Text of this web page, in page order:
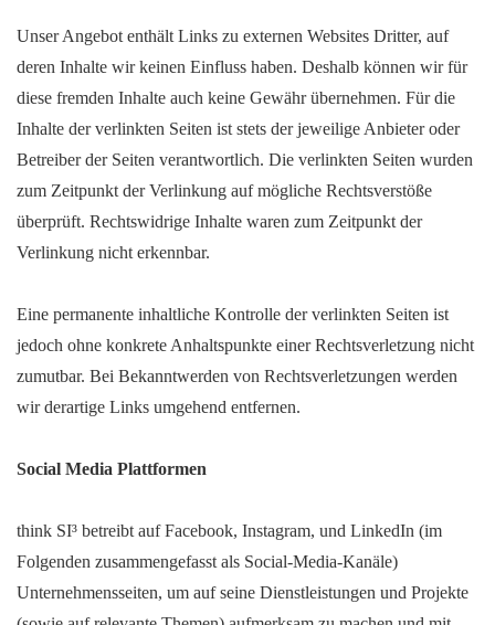
Unser Angebot enthält Links zu externen Websites Dritter, auf
deren Inhalte wir keinen Einfluss haben. Deshalb können wir für
diese fremden Inhalte auch keine Gewähr übernehmen. Für die
Inhalte der verlinkten Seiten ist stets der jeweilige Anbieter oder
Betreiber der Seiten verantwortlich. Die verlinkten Seiten wurden
zum Zeitpunkt der Verlinkung auf mögliche Rechtsverstöße
überprüft. Rechtswidrige Inhalte waren zum Zeitpunkt der
Verlinkung nicht erkennbar.
Eine permanente inhaltliche Kontrolle der verlinkten Seiten ist
jedoch ohne konkrete Anhaltspunkte einer Rechtsverletzung nicht
zumutbar. Bei Bekanntwerden von Rechtsverletzungen werden
wir derartige Links umgehend entfernen.
Social Media Plattformen
think SI³ betreibt auf Facebook, Instagram, und LinkedIn (im
Folgenden zusammengefasst als Social-Media-Kanäle)
Unternehmensseiten, um auf seine Dienstleistungen und Projekte